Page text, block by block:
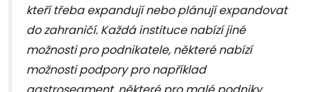
kteří třeba expandují nebo plánují expandovat
do zahraničí. Každá instituce nabízí jiné
možnosti pro podnikatele, některé nabízí
možnosti podpory pro například